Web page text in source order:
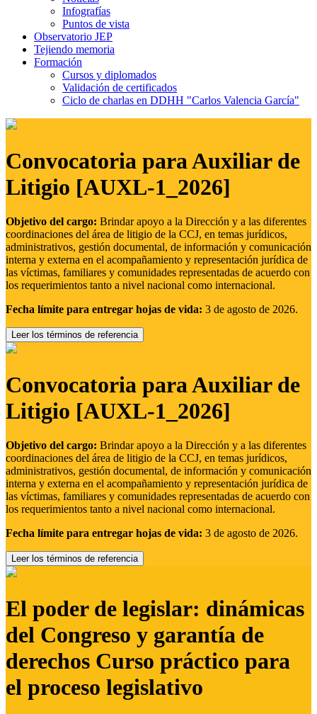
Infografías
Puntos de vista
Observatorio JEP
Tejiendo memoria
Formación
Cursos y diplomados
Validación de certificados
Ciclo de charlas en DDHH "Carlos Valencia García"
Convocatoria para Auxiliar de
Litigio [AUXL-1_2026]
Objetivo del cargo: Brindar apoyo a la Dirección y a las diferentes
coordinaciones del área de litigio de la CCJ, en temas jurídicos,
administrativos, gestión documental, de información y comunicación
interna y externa en el acompañamiento y representación jurídica de
las víctimas, familiares y comunidades representadas de acuerdo con
los requerimientos tanto a nivel nacional como internacional.
Fecha límite para entregar hojas de vida: 3 de agosto de 2026.
Leer los términos de referencia
Convocatoria para Auxiliar de
Litigio [AUXL-1_2026]
Objetivo del cargo: Brindar apoyo a la Dirección y a las diferentes
coordinaciones del área de litigio de la CCJ, en temas jurídicos,
administrativos, gestión documental, de información y comunicación
interna y externa en el acompañamiento y representación jurídica de
las víctimas, familiares y comunidades representadas de acuerdo con
los requerimientos tanto a nivel nacional como internacional.
Fecha límite para entregar hojas de vida: 3 de agosto de 2026.
Leer los términos de referencia
El poder de legislar: dinámicas
del Congreso y garantía de
derechos Curso práctico para
el proceso legislativo